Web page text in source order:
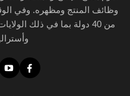
وظائف المنتج ومظهره. وفي
من 40 دولة بما في ذلك